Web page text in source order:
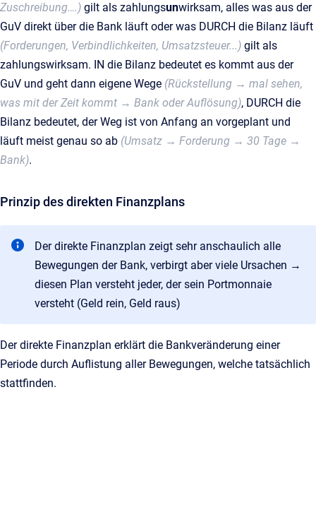
Zuschreibung….) gilt als zahlungsunwirksam, alles was aus der
GuV direkt über die Bank läuft oder was DURCH die Bilanz läuft
(Forderungen, Verbindlichkeiten, Umsatzsteuer...) gilt als
zahlungswirksam. IN die Bilanz bedeutet es kommt aus der
GuV und geht dann eigene Wege (Rückstellung → mal sehen,
was mit der Zeit kommt → Bank oder Auflösung), DURCH die
Bilanz bedeutet, der Weg ist von Anfang an vorgeplant und
läuft meist genau so ab (Umsatz → Forderung → 30 Tage →
Bank).
Prinzip des direkten Finanzplans
Der direkte Finanzplan zeigt sehr anschaulich alle
Bewegungen der Bank, verbirgt aber viele Ursachen →
diesen Plan versteht jeder, der sein Portmonnaie
versteht (Geld rein, Geld raus)
Der direkte Finanzplan erklärt die Bankveränderung einer
Periode durch Auflistung aller Bewegungen, welche tatsächlich
stattfinden.